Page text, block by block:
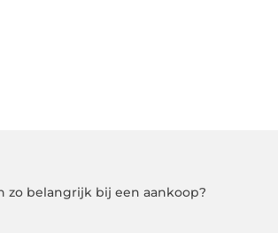
zo belangrijk bij een aankoop?